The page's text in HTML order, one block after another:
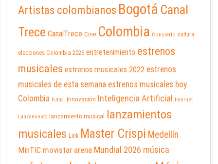
Artistas colombianos Bogotá Canal
Trece CanalTrece Cine Colombia Concierto cultura
elecciones Colombia 2026 entretenimiento estrenos
musicales estrenos musicales 2022 estrenos
musicales de esta semana estrenos musicales hoy
Colombia Futbol Innovación Inteligencia Artificial Internet
Lanzamiento lanzamiento musical
lanzamientos
musicales Link Master Crispi Medellín
MinTIC movistar arena Mundial 2026 música